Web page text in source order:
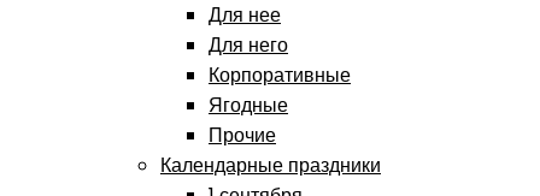
Для нее
Для него
Корпоративные
Ягодные
Прочие
Календарные праздники